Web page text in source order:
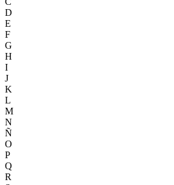
D
E
F
G
H
I
J
K
L
M
N
Ñ
O
P
Q
R